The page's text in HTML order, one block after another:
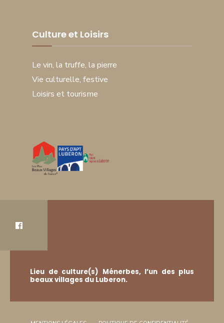
Culture et Loisirs
Le vin, la truffe, la pierre
Vie culturelle, festive
Loisirs et tourisme
Lieu de culture(s) Ménerbes, l’un des plus
beaux villages du Luberon.